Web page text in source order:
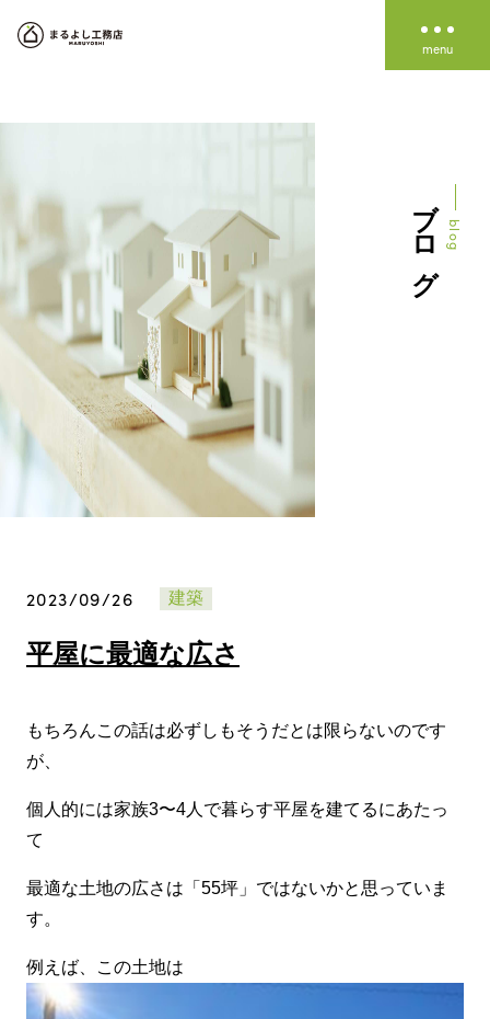
about us
家づくりの進め方
資金のこと
施工事例
line up
LINE UP
Simple note
High end
event
イベント情報
information
お知らせ
blog
ブログ
資料請求 イベント予約
blog
ブログ
2023/09/26 建築
平屋に最適な広さ
もちろんこの話は必ずしもそうだとは限らないのです
が、
個人的には家族3〜4人で暮らす平屋を建てるにあたっ
て
最適な土地の広さは「55坪」ではないかと思っていま
す。
例えば、この土地は